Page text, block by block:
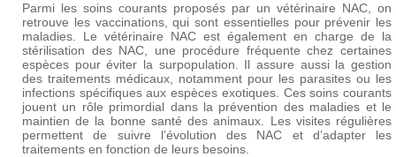
Parmi les soins courants proposés par un vétérinaire NAC, on
retrouve les vaccinations, qui sont essentielles pour prévenir les
maladies. Le vétérinaire NAC est également en charge de la
stérilisation des NAC, une procédure fréquente chez certaines
espèces pour éviter la surpopulation. Il assure aussi la gestion
des traitements médicaux, notamment pour les parasites ou les
infections spécifiques aux espèces exotiques. Ces soins courants
jouent un rôle primordial dans la prévention des maladies et le
maintien de la bonne santé des animaux. Les visites régulières
permettent de suivre l’évolution des NAC et d’adapter les
traitements en fonction de leurs besoins.